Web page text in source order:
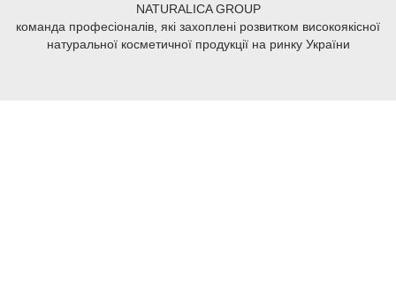
NATURALICA GROUP
команда професіоналів, які захоплені розвитком високоякісної
натуральної косметичної продукції на ринку України